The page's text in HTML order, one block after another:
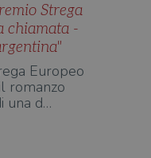
Strega
chiamata -
Europeo
romanzo
una d…